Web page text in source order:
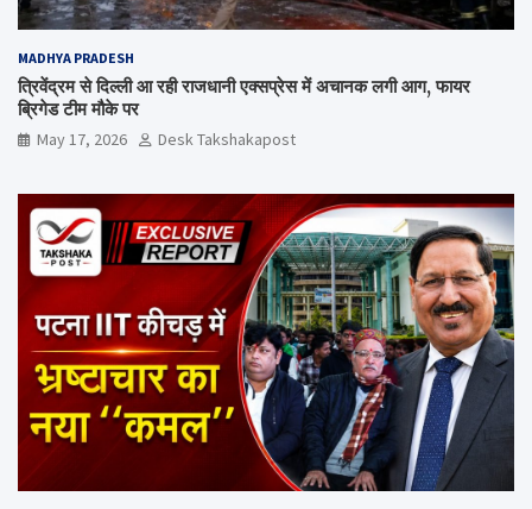
MADHYA PRADESH
त्रिवेंद्रम से दिल्ली आ रही राजधानी एक्सप्रेस में अचानक लगी आग, फायर
ब्रिगेड टीम मौके पर
May 17, 2026 Desk Takshakapost